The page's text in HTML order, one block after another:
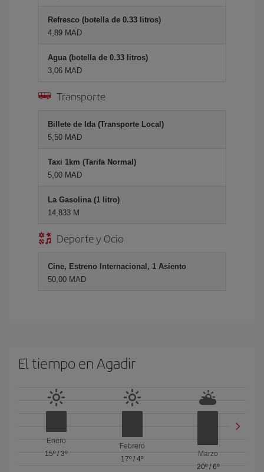
Refresco (botella de 0.33 litros)
4,89 MAD
Agua (botella de 0.33 litros)
3,06 MAD
Transporte
Billete de Ida (Transporte Local)
5,50 MAD
Taxi 1km (Tarifa Normal)
5,00 MAD
La Gasolina (1 litro)
14,833 M
Deporte y Ocio
Cine, Estreno Internacional, 1 Asiento
50,00 MAD
El tiempo en Agadir
Enero
15º/3º
Febrero
17º / 4º
Marzo
20º/ 6º